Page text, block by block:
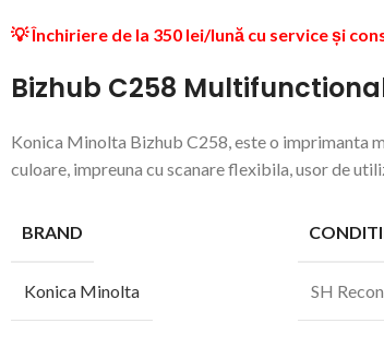
💡Închiriere de la 350 lei/lună cu service și
Bizhub C258
Konica Minolta Bizhub C258, este o imprimanta
culoare, impreuna cu scanare flexibila, usor de
BRAND
Konica Minolta SH